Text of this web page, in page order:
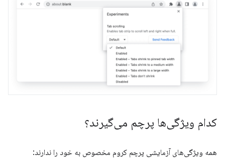
کدام ویژگی‌ها پرچم می‌گیرند؟
همه ویژگی‌های آزمایشی پرچم کروم مخصوص به خود را ندارند: